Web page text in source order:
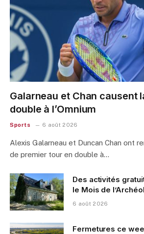
Galarneau et Chan causent
double à l’Omnium
Sports 6 août 2026
Alexis Galarneau et Duncan Chan ont
de premier tour en double à…
Des activités
le Mois de
6 août 2026
Fermetures ce